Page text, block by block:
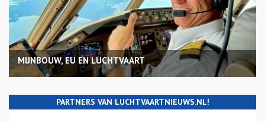
MIJNBOUW, EU EN LUCHTVAART
PARTNERS VAN LUCHTVAARTNIEUWS.NL!